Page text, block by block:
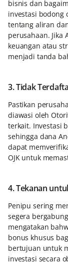
bisnis dan
investasi bodong
tentang aliran
perusahaan. Jika
keuangan atau
menjadi tanda
3. Tidak
Pastikan
diawasi oleh
terkait. Investasi
sehingga dana
dapat
OJK untuk
4. Tekanan
Penipu sering
segera
mengatakan
bonus khusus
bertujuan untuk
investasi secara